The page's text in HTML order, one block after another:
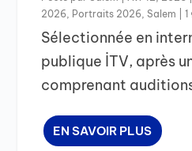
2026, Portraits 2026,Salem |1
Sélectionnée en
publique İTV, après
comprenant
EN SAVOIR PLUS